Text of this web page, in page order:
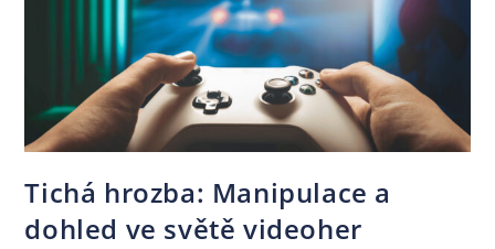
Tichá hrozba: Manipulace a
dohled ve světě videoher